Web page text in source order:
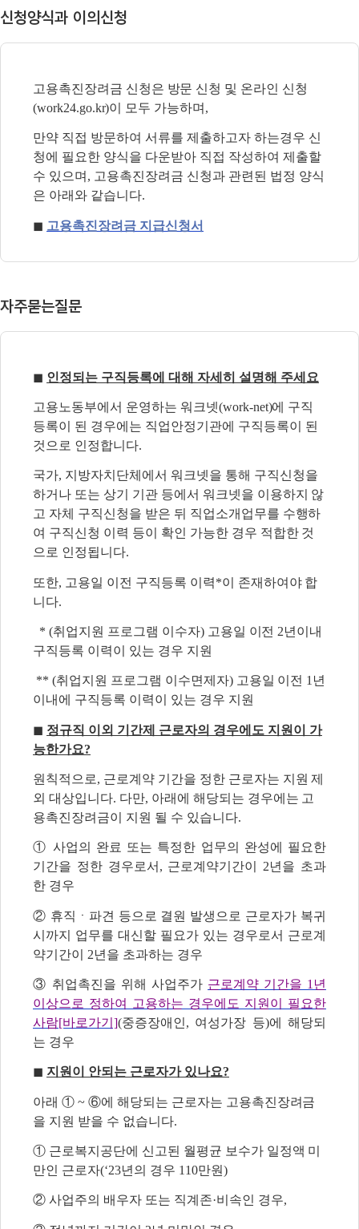
신청양식과 이의신청
고용촉진장려금 신청은 방문 신청 및 온라인 신청
(work24.go.kr)이 모두 가능하며,
만약 직접 방문하여 서류를 제출하고자 하는경우 신
청에 필요한 양식을 다운받아 직접 작성하여 제출할
수 있으며, 고용촉진장려금 신청과 관련된 법정 양식
은 아래와 같습니다.
◼ 고용촉진장려금 지급신청서
자주묻는질문
◼ 인정되는 구직등록에 대해 자세히 설명해 주세요
고용노동부에서 운영하는 워크넷(work-net)에 구직
등록이 된 경우에는 직업안정기관에 구직등록이 된
것으로 인정합니다.
국가, 지방자치단체에서 워크넷을 통해 구직신청을
하거나 또는 상기 기관 등에서 워크넷을 이용하지 않
고 자체 구직신청을 받은 뒤 직업소개업무를 수행하
여 구직신청 이력 등이 확인 가능한 경우 적합한 것
으로 인정됩니다.
또한, 고용일 이전 구직등록 이력*이 존재하여야 합
니다.
* (취업지원 프로그램 이수자) 고용일 이전 2년이내
구직등록 이력이 있는 경우 지원
** (취업지원 프로그램 이수면제자) 고용일 이전 1년
이내에 구직등록 이력이 있는 경우 지원
◼ 정규직 이외 기간제 근로자의 경우에도 지원이 가
능한가요?
원칙적으로, 근로계약 기간을 정한 근로자는 지원 제
외 대상입니다. 다만, 아래에 해당되는 경우에는 고
용촉진장려금이 지원 될 수 있습니다.
① 사업의 완료 또는 특정한 업무의 완성에 필요한
기간을 정한 경우로서, 근로계약기간이 2년을 초과
한 경우
② 휴직ㆍ파견 등으로 결원 발생으로 근로자가 복귀
시까지 업무를 대신할 필요가 있는 경우로서 근로계
약기간이 2년을 초과하는 경우
③ 취업촉진을 위해 사업주가 근로계약 기간을 1년
이상으로 정하여 고용하는 경우에도 지원이 필요한
사람[바로가기](중증장애인, 여성가장 등)에 해당되
는 경우
◼ 지원이 안되는 근로자가 있나요?
아래 ① ~ ⑥에 해당되는 근로자는 고용촉진장려금
을 지원 받을 수 없습니다.
① 근로복지공단에 신고된 월평균 보수가 일정액 미
만인 근로자(‘23년의 경우 110만원)
② 사업주의 배우자 또는 직계존·비속인 경우,